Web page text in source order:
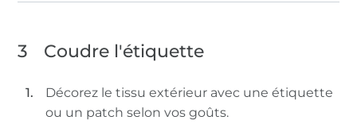
3 Coudre l'étiquette
Décorez le tissu extérieur avec une étiquette
ou un patch selon vos goûts.